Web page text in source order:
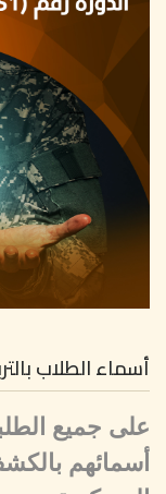
أسماء الطلاب
على جميع
أسمائهم